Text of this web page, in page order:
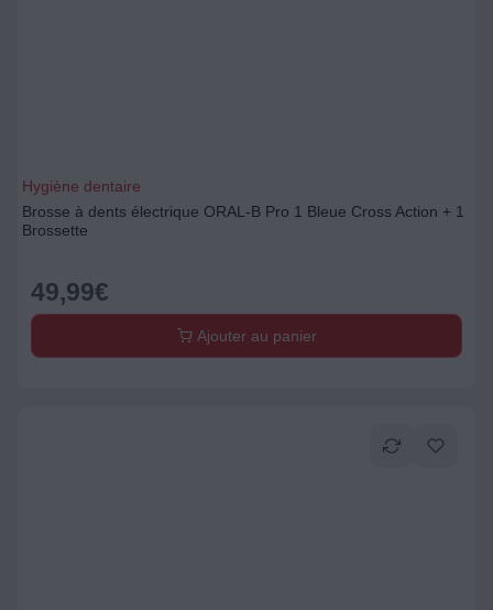
Hygiène dentaire
Brosse à dents électrique ORAL-B Pro 1 Bleue Cross Action + 1
Brossette
49,99€
Ajouter au panier